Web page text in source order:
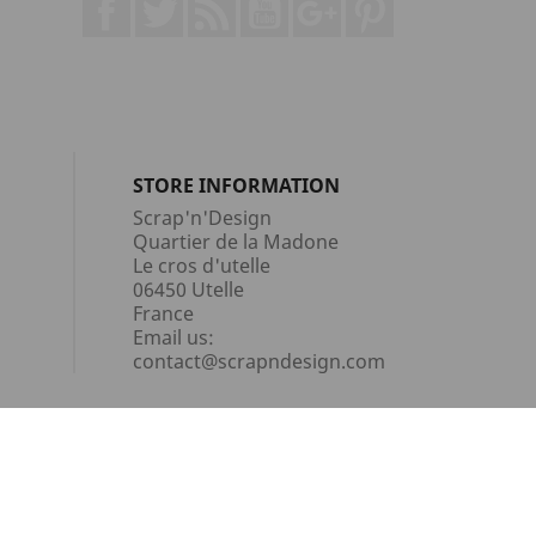
STORE INFORMATION
Scrap'n'Design
Quartier de la Madone
Le cros d'utelle
06450 Utelle
France
Email us:
contact@scrapndesign.com